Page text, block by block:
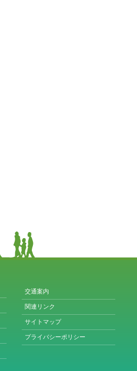
交通案内
関連リンク
サイトマップ
プライバシーポリシー